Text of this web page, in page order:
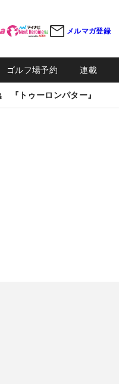
メルマガ登録
ゴルフ場予約 連載
『トゥーロンパター』